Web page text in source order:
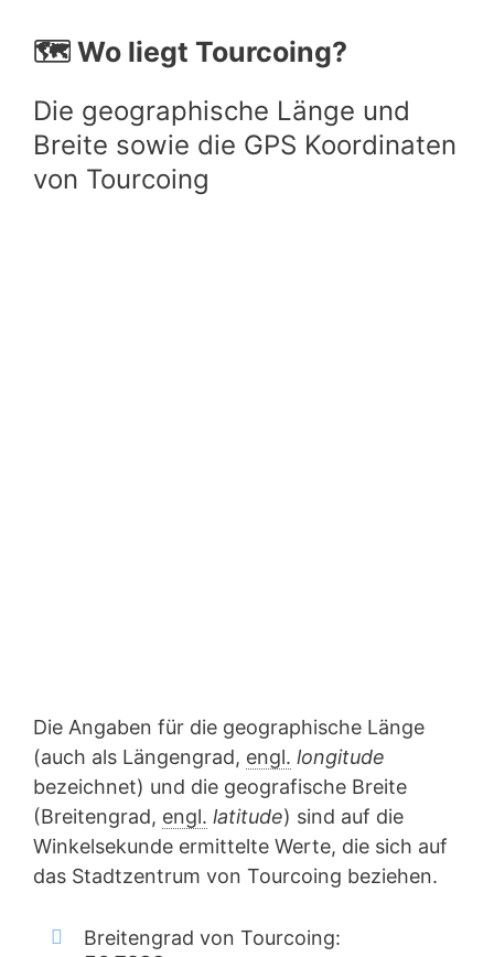
🗺️ Wo liegt Tourcoing?
Die geographische Länge und
Breite sowie die GPS Koordinaten
von Tourcoing
Die Angaben für die geographische Länge
(auch als Längengrad, engl. longitude
bezeichnet) und die geografische Breite
(Breitengrad, engl. latitude) sind auf die
Winkelsekunde ermittelte Werte, die sich auf
das Stadtzentrum von Tourcoing beziehen.
Breitengrad von Tourcoing: